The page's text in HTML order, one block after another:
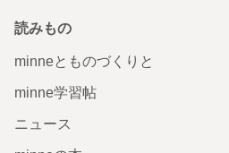
読みもの
minneとものづくりと
minne学習帖
ニュース